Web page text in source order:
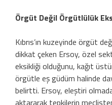
Örgüt Değil Örgütlülük
Kıbrıs’ın kuzeyinde örgüt
dikkat çeken Ersoy, özel
eksikliği olduğunu, kağıt
örgütle eş güdüm halinde
belirtti. Ersoy, eleştiri
aktararak tepkilerin